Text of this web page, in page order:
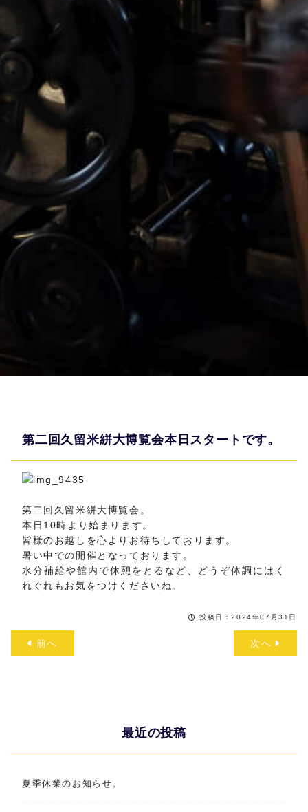
第二回久留米絣大博覧会本日スタートです。
第二回久留米絣大博覧会。
本日10時より始まります。
皆様のお越しを心よりお待ちしております。
暑い中での開催となっております。
水分補給や館内で休憩をとるなど、どうぞ体調にはく
れぐれもお気をつけくださいね。
投稿日：2024年07月31日
前へ 次へ
最近の投稿
夏季休業のお知らせ。